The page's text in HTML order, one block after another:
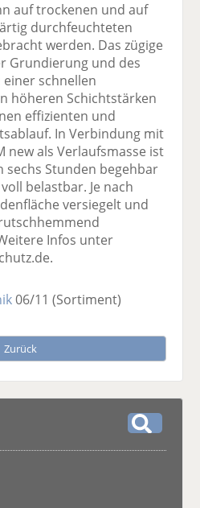
auf trockenen und auf
durchfeuchteten
werden. Das zügige
Grundierung und des
schnellen
höheren Schichtstärken
effizienten und
In Verbindung mit
new als Verlaufsmasse ist
sechs Stunden begehbar
belastbar. Je nach
versiegelt und
Infos unter
06/11(Sortiment)
Zurück